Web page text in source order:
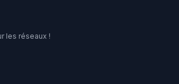
les réseaux !